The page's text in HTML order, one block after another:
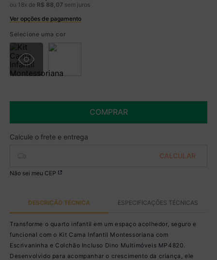
ou 18x de R$ 88 07 sem juros
Ver opções de pagamento
Boleto
R$ 1.310,99 à vista no Boleto
Você economiza
Selecione uma cor
COMPRAR
Não sei meu CEP
DESCRIÇÃO TÉCNICA ESPECIFICAÇÕES TÉCNICAS
Transforme o quarto infantil em um espaço acolhedor, seguro e
funcional com o Kit Cama Infantil Montessoriana com
Escrivaninha e Colchão Incluso Dino Multimóveis MP4820.
Desenvolvido para acompanhar o crescimento da criança, ele